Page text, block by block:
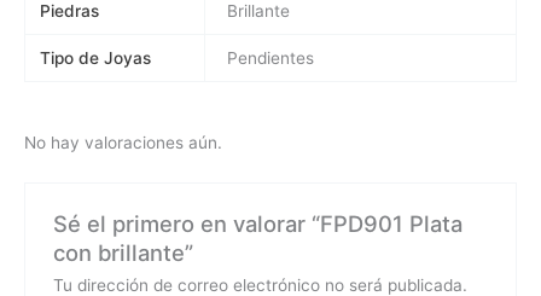
Piedras Brillante
Tipo de Joyas Pendientes
No hay valoraciones aún.
Sé el primero en valorar “FPD901 Plata
con brillante”
Tu dirección de correo electrónico no será publicada.